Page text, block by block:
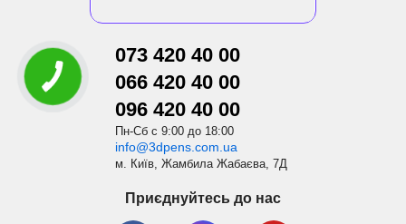
073 420 40 00
066 420 40 00
096 420 40 00
Пн-Сб с 9:00 до 18:00
info@3dpens.com.ua
м. Київ, Жамбила Жабаєва, 7Д
Приєднуйтесь до нас